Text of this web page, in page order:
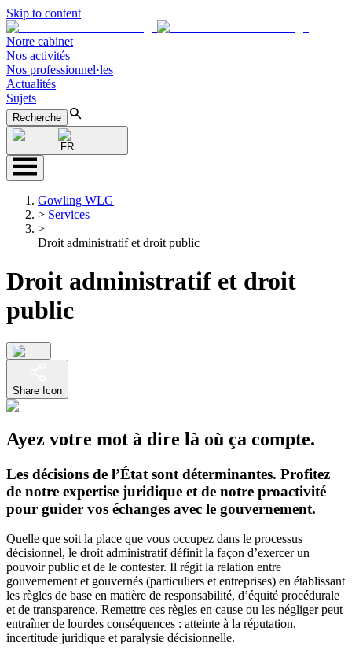
Skip to content
Notre cabinet
Nos activités
Nos professionnel·les
Actualités
Sujets
Recherche
FR
Gowling WLG
> Services
>
Droit administratif et droit public
Droit administratif et droit
public
Share Icon
Ayez votre mot à dire là où ça compte.
Les décisions de l’État sont déterminantes. Profitez
de notre expertise juridique et de notre proactivité
pour guider vos échanges avec le gouvernement.
Quelle que soit la place que vous occupez dans le processus
décisionnel, le droit administratif définit la façon d’exercer un
pouvoir public et de le contester. Il régit la relation entre
gouvernement et gouvernés (particuliers et entreprises) en établissant
les règles de base en matière de responsabilité, d’équité procédurale
et de transparence. Remettre ces règles en cause ou les négliger peut
entraîner de lourdes conséquences : atteinte à la réputation,
incertitude juridique et paralysie décisionnelle.